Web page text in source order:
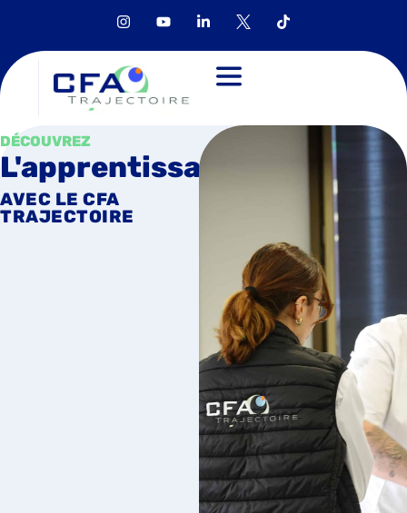
DÉCOUVREZ
L'apprentissage
AVEC LE CFA
TRAJECTOIRE